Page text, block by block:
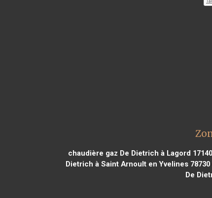
chaudière gaz De Dietrich à Lagord 17140
Dietrich à Saint Arnoult en Yvelines 78730
De